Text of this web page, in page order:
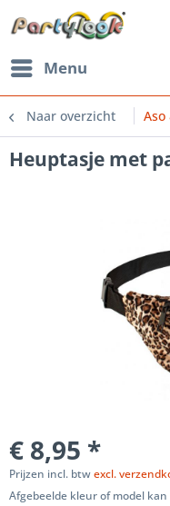
Menu
Naar overzicht Aso
Heuptasje met
€ 8,95 *
Prijzen incl. btwexcl.
Afgebeelde kleur of model